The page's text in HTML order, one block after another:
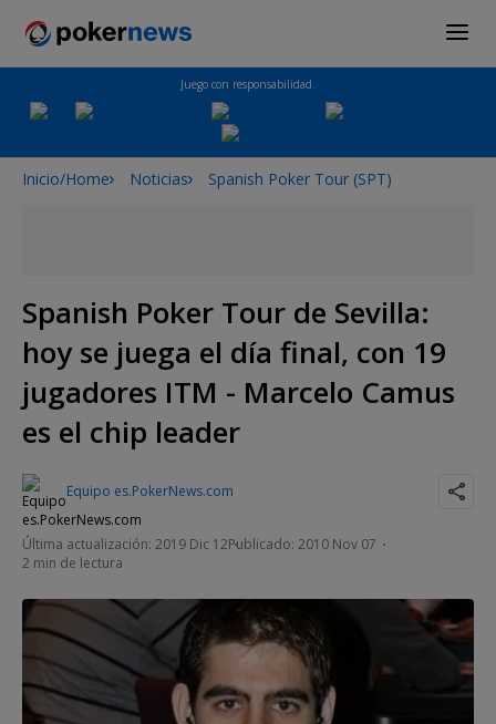
Juego con responsabilidad.
Inicio/Home Noticias Spanish Poker Tour (SPT)
Spanish Poker Tour de Sevilla:
hoy se juega el día final, con 19
jugadores ITM - Marcelo Camus
es el chip leader
Equipo es.PokerNews.com
Última actualización: 2019 Dic 12Publicado: 2010 Nov 07
2 min de lectura